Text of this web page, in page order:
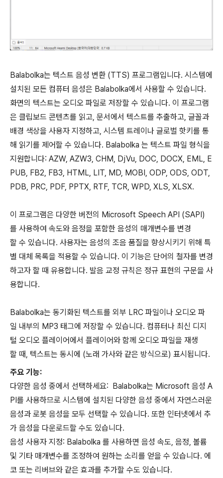
Balabolka는 텍스트 음성 변환 (TTS) 프로그램입니다. 시스템에
설치된 모든 컴퓨터 음성은 Balabolka에서 사용할 수 있습니다.
화면의 텍스트는 오디오 파일로 저장할 수 있습니다. 이 프로그램
은 클립보드 콘텐츠를 읽고, 문서에서 텍스트를 추출하고, 글꼴과
배경 색상을 사용자 지정하고, 시스템 트레이나 글로벌 핫키를 통
해 읽기를 제어할 수 있습니다. Balabolka 는 텍스트 파일 형식을
지원합니다: AZW, AZW3, CHM, DjVu, DOC, DOCX, EML, E
PUB, FB2, FB3, HTML, LIT, MD, MOBI, ODP, ODS, ODT,
PDB, PRC, PDF, PPTX, RTF, TCR, WPD, XLS, XLSX.
이 프로그램은 다양한 버전의 Microsoft Speech API (SAPI)
를 사용하여 속도와 음정을 포함한 음성의 매개변수를 변경
할 수 있습니다. 사용자는 음성의 조음 품질을 향상시키기 위해 특
별 대체 목록을 적용할 수 있습니다. 이 기능은 단어의 철자를 변경
하고자 할 때 유용합니다. 발음 교정 규칙은 정규 표현의 구문을 사
용합니다.
Balabolka는 동기화된 텍스트를 외부 LRC 파일이나 오디오 파
일 내부의 MP3 태그에 저장할 수 있습니다. 컴퓨터나 최신 디지
털 오디오 플레이어에서 플레이어와 함께 오디오 파일을 재생
할 때, 텍스트는 동시에 (노래 가사와 같은 방식으로) 표시됩니다.
주요 기능:
다양한 음성 중에서 선택하세요: Balabolka는 Microsoft 음성 A
PI를 사용하므로 시스템에 설치된 다양한 음성 중에서 자연스러운
음성과 로봇 음성을 모두 선택할 수 있습니다. 또한 인터넷에서 추
가 음성을 다운로드할 수도 있습니다.
음성 사용자 지정: Balabolka 를 사용하면 음성 속도, 음정, 볼륨
및 기타 매개변수를 조정하여 원하는 소리를 얻을 수 있습니다. 에
코 또는 리버브와 같은 효과를 추가할 수도 있습니다.